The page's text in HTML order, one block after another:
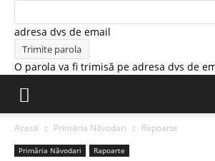
adresa dvs de email
O parola va fi trimisă pe adresa dvs de
Acasă Primăria Năvodari Rapoarte
Primăria Năvodari Rapoarte